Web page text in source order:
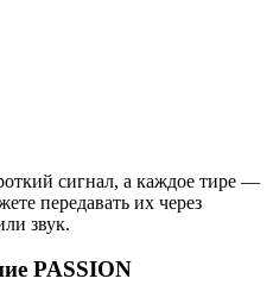
сигнал, а каждое тире —
передавать их через
звук.
PASSION